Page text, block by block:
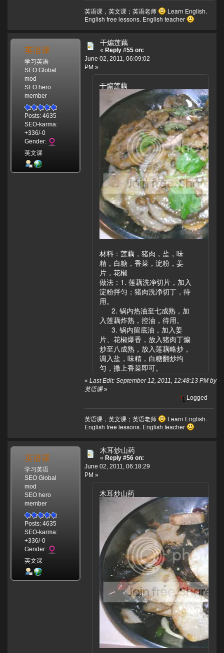
英语课，英文课；英语老师
Learn English.
English free lessons. English teacher
英语课
学习英语
SEO Global
mod
SEO hero
member
Posts: 4635
SEO-karma:
+336/-0
Gender:
英文课
干煸莲藕
« Reply #55 on:
June 02, 2011, 06:09:02
PM »
干煸莲藕
材料：莲藕，猪肉，盐，味
精，白糖，香菜，淀粉，姜
片，花椒
做法：1. 莲藕洗净切片，加入
淀粉拌匀；猪肉洗净切丁，待
用。
2. 锅内热油至七成熟，加
入莲藕炸熟，控油，待用。
3. 锅内留底油，加入姜
片、花椒爆香，放入猪肉丁煸
炒至八成熟，放入莲藕略炒，
调入盐，味精，白糖翻炒均
匀，撒上香菜即可。
« Last Edit: September 12, 2011, 12:48:13 PM by
英语课»
Logged
英语课，英文课；英语老师
Learn English.
English free lessons. English teacher
英语课
学习英语
SEO Global
mod
SEO hero
member
Posts: 4635
SEO-karma:
+336/-0
Gender:
英文课
木耳炒山药
« Reply #56 on:
June 02, 2011, 06:18:29
PM »
木耳炒山药